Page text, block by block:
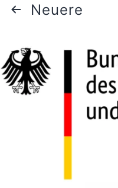
Neuere